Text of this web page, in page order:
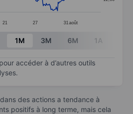
21 27 31 août
1M 3M 6M 1A
pour accéder à d’autres outils
des actions a tendance à
positifs à long terme, mais cela